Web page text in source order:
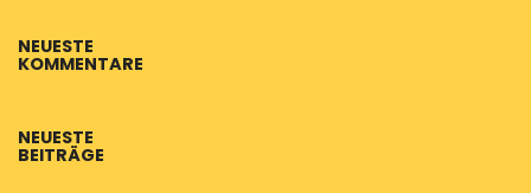
NEUESTE
KOMMENTARE
NEUESTE
BEITRÄGE